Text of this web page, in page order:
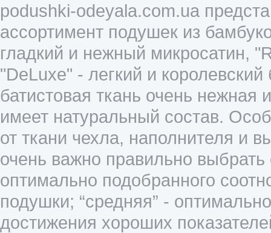
podushki-odeyala.com.ua
ассортимент подушек из
гладкий и нежный микросатин,
"DeLuxe" - легкий и
батистовая ткань очень нежная
имеет натуральный состав.
от ткани чехла, наполнителя и
очень важно правильно выбрать
оптимально подобранного
подушки; “средняя” -
достижения хороших